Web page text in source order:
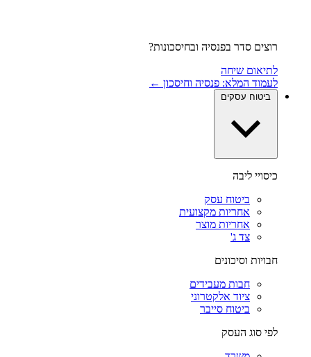
רוצים סדר בפנסיה ובחיסכונות?
לתיאום שיחה
לעמוד המלא: פנסיה וחיסכון ←
ביטוח עסקים
כיסויי ליבה
ביטוח עסק
אחריות מקצועית
אחריות מוצר
צד ג'
חבויות וסיכונים
חבות מעבידים
ציוד אלקטרוני
ביטוח סייבר
לפי סוג העסק